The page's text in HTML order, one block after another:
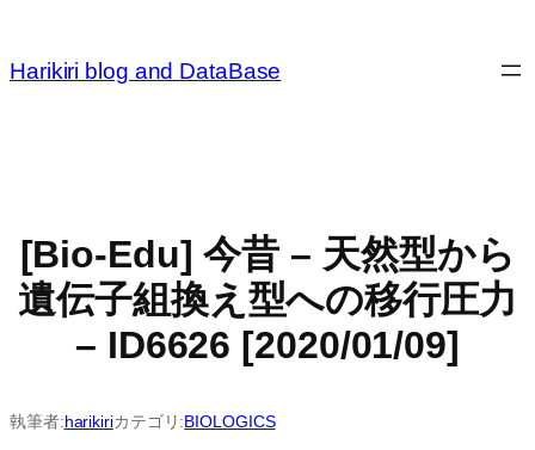
を
Harikiri blog and DataBase
[Bio-Edu] 今昔 – 天然型から
遺伝子組換え型への移行圧力
– ID6626 [2020/01/09]
執筆者:harikiriカテゴリ:BIOLOGICS